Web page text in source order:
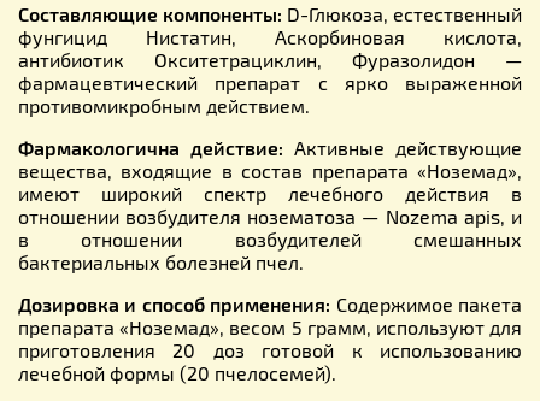
Составляющие компоненты: D-Глюкоза, естественный
фунгицид Нистатин, Аскорбиновая кислота,
антибиотик Окситетрациклин, Фуразолидон —
фармацевтический препарат с ярко выраженной
противомикробным действием.
Фармакологична действие: Активные действующие
вещества, входящие в состав препарата «Ноземад»,
имеют широкий спектр лечебного действия в
отношении возбудителя нозематоза — Nozema apis, и
в отношении возбудителей смешанных
бактериальных болезней пчел.
Дозировка и способ применения: Содержимое пакета
препарата «Ноземад», весом 5 грамм, используют для
приготовления 20 доз готовой к использованию
лечебной формы (20 пчелосемей).